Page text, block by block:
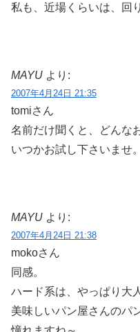
私も、近場くらいは、回
MAYU より:
2007年4月24日 21:35
tomiさん
名前だけ聞くと、どんな
いつかお試し下さいませ。
MAYU より:
2007年4月24日 21:38
mokoさん
同感。
ハード系は、やっぱり大
美味しいパン屋さんのパ